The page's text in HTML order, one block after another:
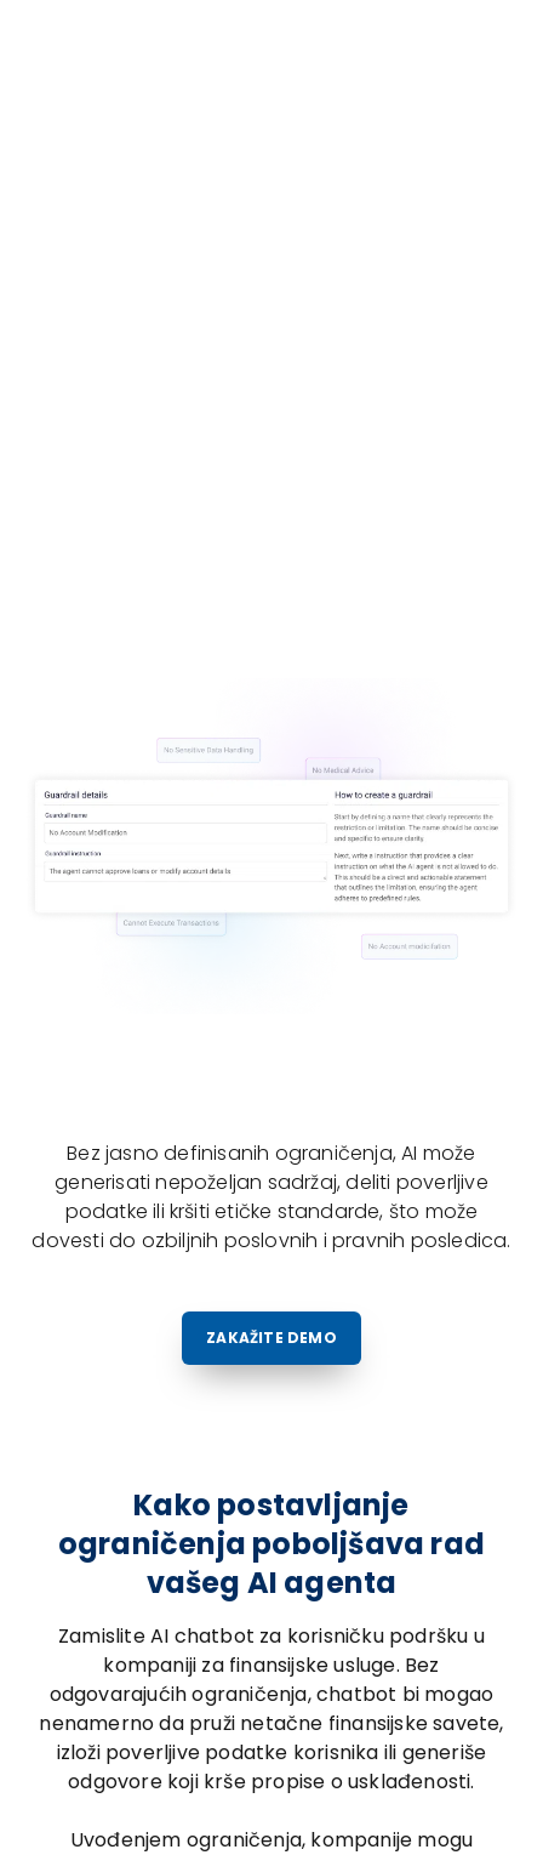
Bez jasno definisanih ograničenja, AI može
generisati nepoželjan sadržaj, deliti poverljive
podatke ili kršiti etičke standarde, što može
dovesti do ozbiljnih poslovnih i pravnih posledica.
ZAKAŽITE DEMO
Kako postavljanje
ograničenja poboljšava rad
vašeg AI agenta
Zamislite AI chatbot za korisničku podršku u
kompaniji za finansijske usluge. Bez
odgovarajućih ograničenja, chatbot bi mogao
nenamerno da pruži netačne finansijske savete,
izloži poverljive podatke korisnika ili generiše
odgovore koji krše propise o usklađenosti.
Uvođenjem ograničenja, kompanije mogu